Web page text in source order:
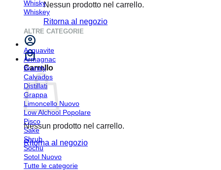
Nessun prodotto nel carrello.
Ritorna al negozio
Carrello
Nessun prodotto nel carrello.
Ritorna al negozio
Whisky
Whiskey
ALTRE CATEGORIE
Acquavite
Armagnac
Brandy
Calvados
Distillati
Grappa
Limoncello
Low Alchool
Pisco
Sake
Shrub
Sochu
Sotol
Tutte le categorie